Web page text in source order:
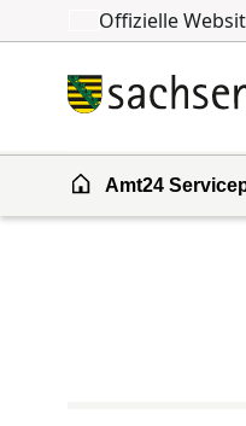
Zum Inhalt springen
Zur Suche springen
Offizielle
Amt24